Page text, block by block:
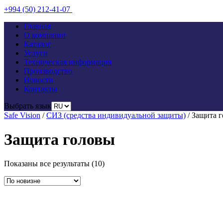
+994 (50) 212-41-07
Главная
О компании
Каталог
Услуги
Техническая информация
Производство
Новости
Контакты
Выбрать язык
Safe Vision /СИЗ (средства индивидуальной защиты) /Защита
Защита головы
Показаны все результаты (10)